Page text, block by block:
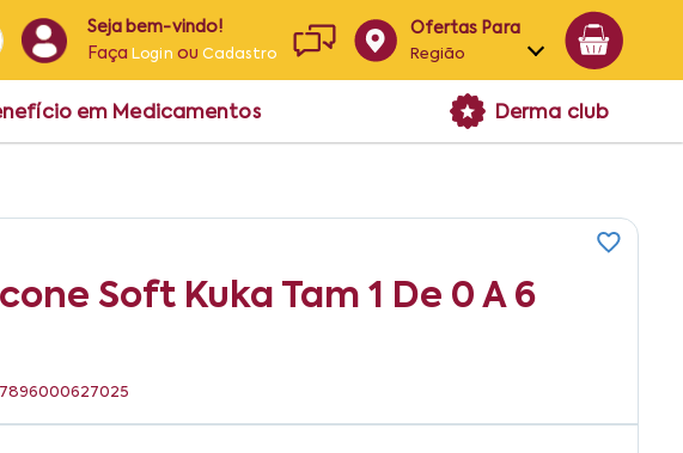
Seja bem-vindo!
Faça Login ouCadastro
Ofertas Para
Região
Alagoas
em Medicamentos Derma club
Soft Kuka Tam 1 De 0 A 6
7896000627025